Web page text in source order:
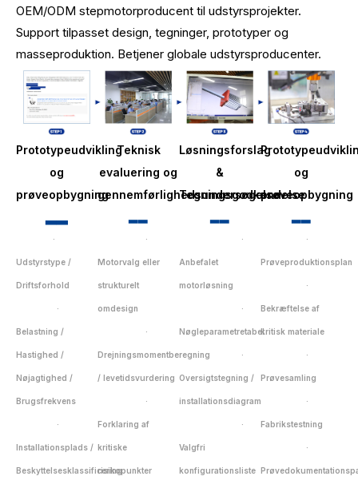
OEM/ODM stepmotorproducent til udstyrsprojekter.
Support tilpasset design, tegninger, prototyper og
masseproduktion. Betjener globale udstyrsproducenter.
Prototypeudvikling
og
prøveopbygning
·
Udstyrstype /
Driftsforhold
·
Belastning /
Hastighed /
Nøjagtighed /
Brugsfrekvens
·
Installationsplads /
Beskyttelsesklassificering
Teknisk
evaluering og
gennemførlighedsundersøgelse
▂▂
·
Motorvalg eller
strukturelt
omdesign
·
Drejningsmomentberegning
/ levetidsvurdering
·
Forklaring af
kritiske
risikopunkter
Løsningsforslag
&
Tegningsgodkendelse
▂▂
·
Anbefalet
motorløsning
·
Nøgleparametretabel
·
Oversigtstegning /
installationsdiagram
·
Valgfri
konfigurationsliste
og
prøveopbygning
▂▂
·
Prøveproduktionsplan
·
Bekræftelse af
kritisk materiale
·
Prøvesamling
·
Fabrikstestning
·